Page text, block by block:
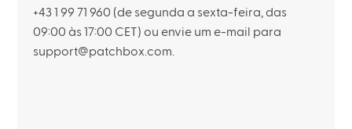
+43 1 99 71 960 (de segunda a sexta-feira, das
09:00 às 17:00 CET) ou envie um e-mail para
support@patchbox.com.